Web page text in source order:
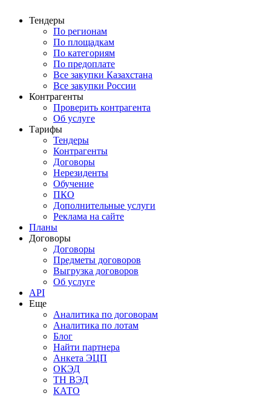
Тендеры
По регионам
По площадкам
По категориям
По предоплате
Все закупки Казахстана
Все закупки России
Контрагенты
Проверить контрагента
Об услуге
Тарифы
Тендеры
Контрагенты
Договоры
Нерезиденты
Обучение
ПКО
Дополнительные услуги
Реклама на сайте
Планы
Договоры
Договоры
Предметы договоров
Выгрузка договоров
Об услуге
API
Еще
Аналитика по договорам
Аналитика по лотам
Блог
Найти партнера
Анкета ЭЦП
ОКЭД
ТН ВЭД
КАТО